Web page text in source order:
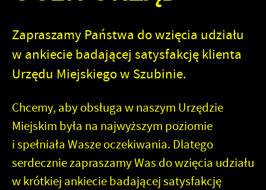
Zapraszamy Państwa do wzięcia udziału
w ankiecie badającej satysfakcję klienta
Urzędu Miejskiego w Szubinie.
Chcemy, aby obsługa w naszym Urzędzie
Miejskim była na najwyższym poziomie
i spełniała Wasze oczekiwania. Dlatego
serdecznie zapraszamy Was do wzięcia udziału
w krótkiej ankiecie badającej satysfakcję